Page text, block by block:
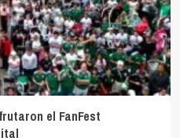
el FanFest